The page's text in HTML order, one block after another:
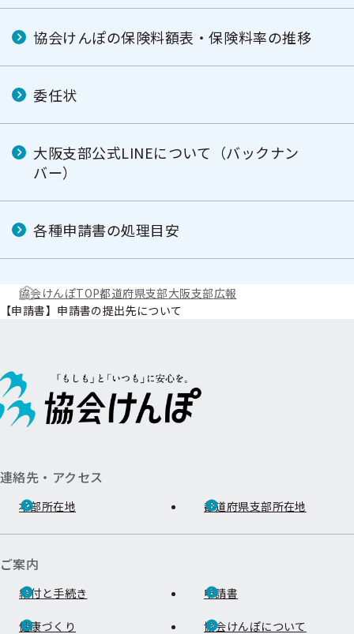
協会けんぽの保険料額表・保険料率の推移
委任状
大阪支部公式LINEについて（バックナン
バー）
各種申請書の処理目安
協会けんぽTOP都道府県支部大阪支部広報
【申請書】申請書の提出先について
連絡先・アクセス
本部所在地 都道府県支部所在地
ご案内
給付と手続き 申請書
健康づくり 協会けんぽについて